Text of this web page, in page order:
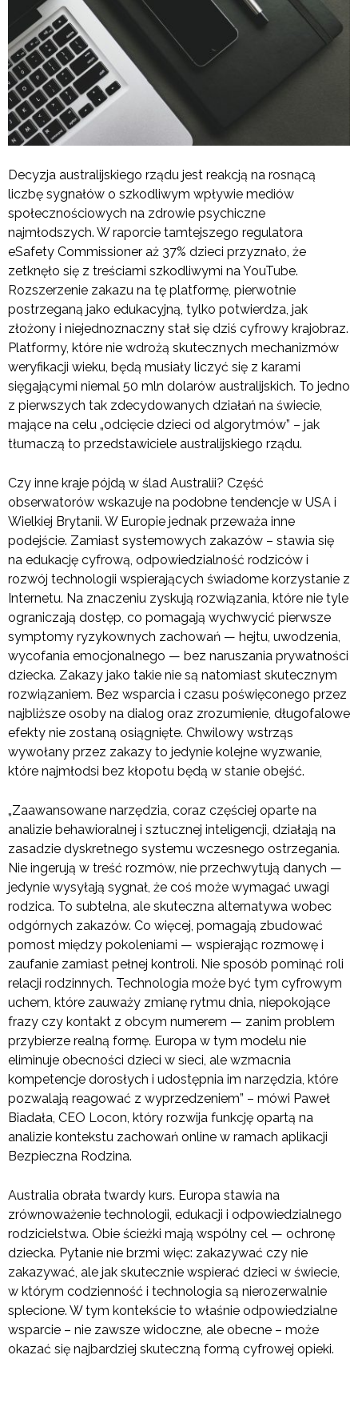
Decyzja australijskiego rządu jest reakcją na rosnącą
liczbę sygnałów o szkodliwym wpływie mediów
społecznościowych na zdrowie psychiczne
najmłodszych. W raporcie tamtejszego regulatora
eSafety Commissioner aż 37% dzieci przyznało, że
zetknęło się z treściami szkodliwymi na YouTube.
Rozszerzenie zakazu na tę platformę, pierwotnie
postrzeganą jako edukacyjną, tylko potwierdza, jak
złożony i niejednoznaczny stał się dziś cyfrowy krajobraz.
Platformy, które nie wdrożą skutecznych mechanizmów
weryfikacji wieku, będą musiały liczyć się z karami
sięgającymi niemal 50 mln dolarów australijskich. To jedno
z pierwszych tak zdecydowanych działań na świecie,
mające na celu „odcięcie dzieci od algorytmów” – jak
tłumaczą to przedstawiciele australijskiego rządu.
Czy inne kraje pójdą w ślad Australii? Część
obserwatorów wskazuje na podobne tendencje w USA i
Wielkiej Brytanii. W Europie jednak przeważa inne
podejście. Zamiast systemowych zakazów – stawia się
na edukację cyfrową, odpowiedzialność rodziców i
rozwój technologii wspierających świadome korzystanie z
Internetu. Na znaczeniu zyskują rozwiązania, które nie tyle
ograniczają dostęp, co pomagają wychwycić pierwsze
symptomy ryzykownych zachowań — hejtu, uwodzenia,
wycofania emocjonalnego — bez naruszania prywatności
dziecka. Zakazy jako takie nie są natomiast skutecznym
rozwiązaniem. Bez wsparcia i czasu poświęconego przez
najbliższe osoby na dialog oraz zrozumienie, długofalowe
efekty nie zostaną osiągnięte. Chwilowy wstrząs
wywołany przez zakazy to jedynie kolejne wyzwanie,
które najmłodsi bez kłopotu będą w stanie obejść.
„Zaawansowane narzędzia, coraz częściej oparte na
analizie behawioralnej i sztucznej inteligencji, działają na
zasadzie dyskretnego systemu wczesnego ostrzegania.
Nie ingerują w treść rozmów, nie przechwytują danych —
jedynie wysyłają sygnał, że coś może wymagać uwagi
rodzica. To subtelna, ale skuteczna alternatywa wobec
odgórnych zakazów. Co więcej, pomagają zbudować
pomost między pokoleniami — wspierając rozmowę i
zaufanie zamiast pełnej kontroli. Nie sposób pominąć roli
relacji rodzinnych. Technologia może być tym cyfrowym
uchem, które zauważy zmianę rytmu dnia, niepokojące
frazy czy kontakt z obcym numerem — zanim problem
przybierze realną formę. Europa w tym modelu nie
eliminuje obecności dzieci w sieci, ale wzmacnia
kompetencje dorosłych i udostępnia im narzędzia, które
pozwalają reagować z wyprzedzeniem” – mówi Paweł
Biadała, CEO Locon, który rozwija funkcję opartą na
analizie kontekstu zachowań online w ramach aplikacji
Bezpieczna Rodzina.
Australia obrała twardy kurs. Europa stawia na
zrównoważenie technologii, edukacji i odpowiedzialnego
rodzicielstwa. Obie ścieżki mają wspólny cel — ochronę
dziecka. Pytanie nie brzmi więc: zakazywać czy nie
zakazywać, ale jak skutecznie wspierać dzieci w świecie,
w którym codzienność i technologia są nierozerwalnie
splecione. W tym kontekście to właśnie odpowiedzialne
wsparcie – nie zawsze widoczne, ale obecne – może
okazać się najbardziej skuteczną formą cyfrowej opieki.